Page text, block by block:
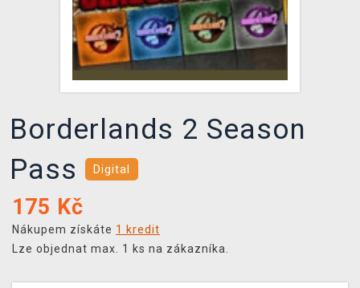
VÝKUP HER (BAZAR)
Borderlands 2 Season
Pass
Digital
175 Kč
Nákupem získáte 1 kredit
Lze objednat max. 1 ks na zákazníka.